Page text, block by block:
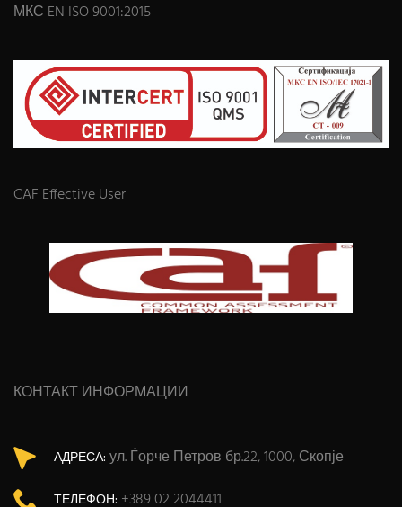
МКС EN ISO 9001:2015
CAF Effective User
КОНТАКТ ИНФОРМАЦИИ
АДРЕСА: ул. Ѓорче Петров бр.22, 1000, Скопје
ТЕЛЕФОН: +389 02 2044411